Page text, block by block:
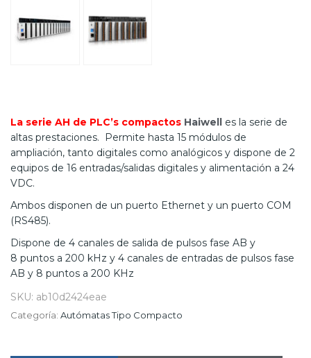
La serie AH de PLC’s compactos Haiwell es la serie de
altas prestaciones. Permite hasta 15 módulos de
ampliación, tanto digitales como analógicos y dispone de 2
equipos de 16 entradas/salidas digitales y alimentación a 24
VDC.
Ambos disponen de un puerto Ethernet y un puerto COM
(RS485).
Dispone de 4 canales de salida de pulsos fase AB y
8 puntos a 200 kHz y 4 canales de entradas de pulsos fase
AB y 8 puntos a 200 KHz
SKU: ab10d2424eae
Categoría: Autómatas Tipo Compacto